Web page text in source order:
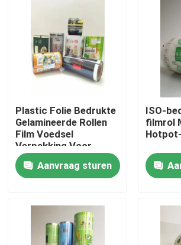
Huis
Ongeveer ons
Plastic Folie Bedrukte
Gelamineerde Rollen
Film Voedsel
Verpakking Voor
Snack
Aanvraag sturen
ISO-
filmrol